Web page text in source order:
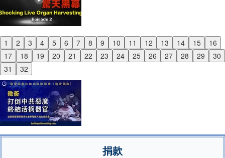
1 2 3 4 5 6 7 8 9 10 11 12 13 14 15
16
17
18 19 20 21 22 23 24 25 26 27 28 29
30
31
32
Previous
Next
捐款